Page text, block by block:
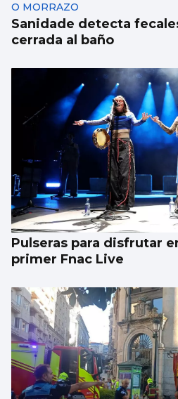
O MORRAZO
Sanidade detecta
cerrada al baño
Pulseras para disfrutar
primer Fnac Live